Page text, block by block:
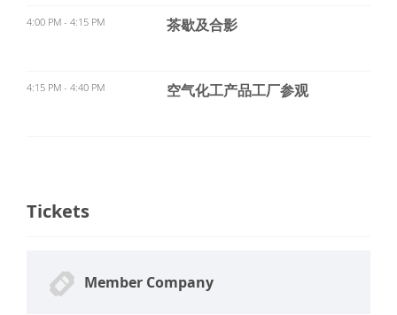
4:00 PM - 4:15 PM 茶歇及合影
4:15 PM - 4:40 PM 空气化工产品工厂参观
Tickets
Member Company